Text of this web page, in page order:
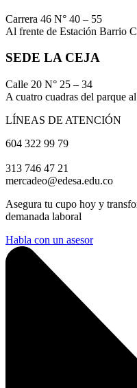
Carrera 46 N° 40 – 55
Al frente de Estación Barrio
SEDE LA CEJA
Calle 20 N° 25 – 34
A cuatro cuadras del parque
LÍNEAS DE ATENCIÓN
604 322 99 79
313 746 47 21
mercadeo@edesa.edu.co
Asegura tu cupo hoy y
demanada laboral
Habla con un asesor